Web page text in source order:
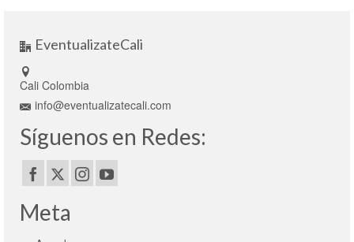
EventualizateCali
Cali Colombia
info@eventualizatecali.com
Síguenos en Redes:
Meta